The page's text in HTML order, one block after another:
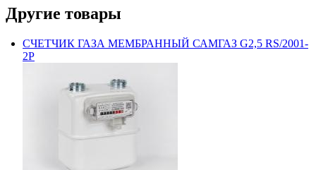
Другие товары
СЧЕТЧИК ГАЗА МЕМБРАННЫЙ САМГАЗ G2,5 RS/2001-
2P